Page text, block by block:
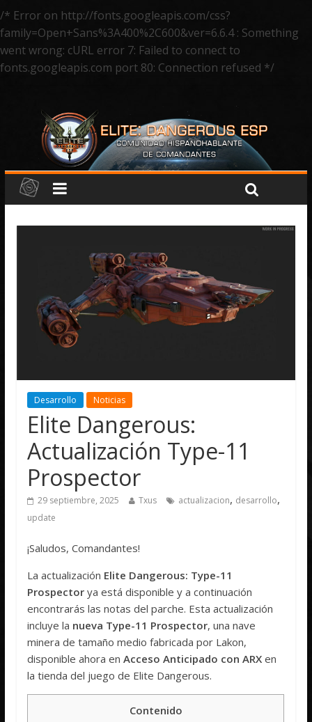
/* Error on http://fonts.googleapis.com/css?
family=Open+Sans%3A400%2C600&ver=6.6.4 : Something
went wrong: cURL error 7: Failed to connect to
fonts.googleapis.com port 80: Connection refused */
Desarrollo Noticias
Elite Dangerous:
Actualización Type-11
Prospector
29 septiembre, 2025 Txus actualizacion, desarrollo,
update
¡Saludos, Comandantes!
La actualización Elite Dangerous: Type-11
Prospector ya está disponible y a continuación
encontrarás las notas del parche. Esta actualización
incluye la nueva Type-11 Prospector, una nave
minera de tamaño medio fabricada por Lakon,
disponible ahora enAcceso Anticipado con ARX en
la tienda del juego de Elite Dangerous.
Contenido